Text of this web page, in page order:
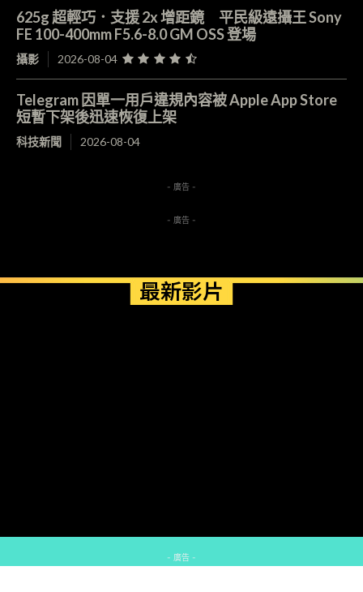
625g 超輕巧．支援 2x 增距鏡 平民級遠攝王 Sony
FE 100-400mm F5.6-8.0 GM OSS 登場
攝影 2026-08-04
Telegram 因單一用戶違規內容被 Apple App Store
短暫下架後迅速恢復上架
科技新聞 2026-08-04
- 廣告 -
- 廣告 -
最新影片
- 廣告 -